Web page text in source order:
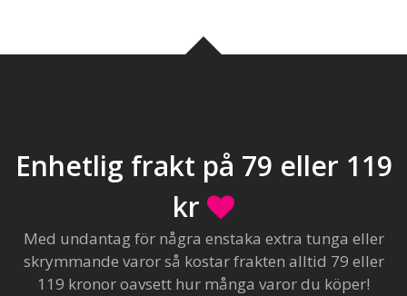
Enhetlig frakt på 79 eller 119
kr
Med undantag för några enstaka extra tunga eller
skrymmande varor så kostar frakten alltid 79 eller
119 kronor oavsett hur många varor du köper!